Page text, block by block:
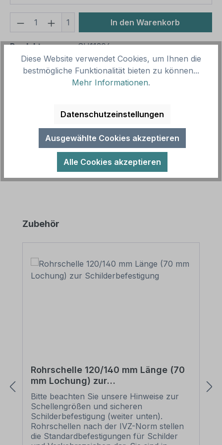
Produkt Anzahl: Gib den
1 In den Warenkorb
Produktnummer:SH11306
Vorlagenummer: WAR-K-06
Warnschild Achtung Asbest -
Kombinationsschild mit Symbol und Zusatztext.
Kombinationss…
Produktgalerie überspringen
Zubehör
Rohrschelle 120/140 mm Länge (70
mm Lochung) zur
Schilderbefestigung
Bitte beachten Sie unsere Hinweise zur
Schellengrößen und sicheren
Schilderbefestigung (weiter unten).
Rohrschellen nach der IVZ-Norm stellen
die Standardbefestigungen für Schilder
Diese Website verwendet Cookies, um Ihnen die
bestmögliche Funktionalität bieten zu können...
Mehr Informationen.
Datenschutzeinstellungen
Ausgewählte Cookies akzeptieren
Alle Cookies akzeptieren